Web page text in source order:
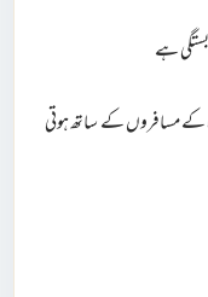
ہے
کے مسافروں کے ساتھ ہوتی